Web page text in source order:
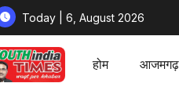
Today | 6, August 2026
होम आजमगढ़